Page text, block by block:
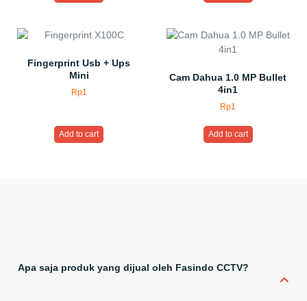
Fingerprint Usb + Ups
Mini
Rp1
Add to cart
Cam Dahua 1.0 MP Bullet
4in1
Rp1
Add to cart
Apa saja produk yang dijual oleh Fasindo CCTV?